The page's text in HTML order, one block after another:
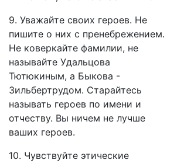
9. Уважайте своих героев. Не
пишите о них с пренебрежением.
Не коверкайте фамилии, не
называйте Удальцова
Тютюкиным, а Быкова -
Зильбертрудом. Старайтесь
называть героев по имени и
отчеству. Вы ничем не лучше
ваших героев.
10. Чувствуйте этические